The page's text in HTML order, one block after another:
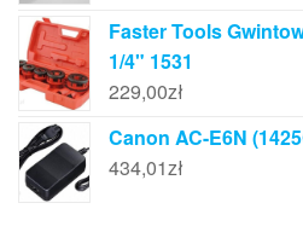
Faster Tools
1/4" 1531
229,00zł
Canon AC-E6N
434,01zł